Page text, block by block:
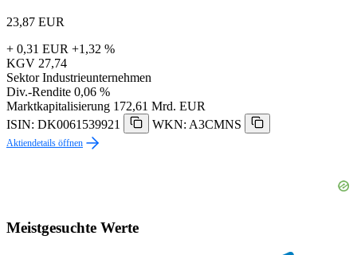
23,87 EUR
+ 0,31 EUR +1,32 %
KGV 27,74
Sektor Industrieunternehmen
Div.-Rendite 0,06 %
Marktkapitalisierung 172,61 Mrd. EUR
ISIN: DK0061539921
WKN: A3CMNS
Aktiendetails öffnen
Meistgesuchte Werte